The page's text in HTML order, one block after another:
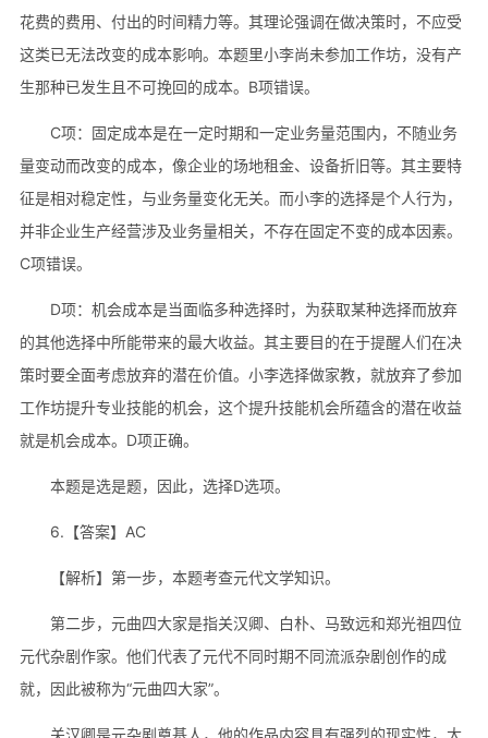
花费的费用、付出的时间精力等。其理论强调在做决策时，不应受
这类已无法改变的成本影响。本题里小李尚未参加工作坊，没有产
生那种已发生且不可挽回的成本。B项错误。
C项：固定成本是在一定时期和一定业务量范围内，不随业务
量变动而改变的成本，像企业的场地租金、设备折旧等。其主要特
征是相对稳定性，与业务量变化无关。而小李的选择是个人行为，
并非企业生产经营涉及业务量相关，不存在固定不变的成本因素。
C项错误。
D项：机会成本是当面临多种选择时，为获取某种选择而放弃
的其他选择中所能带来的最大收益。其主要目的在于提醒人们在决
策时要全面考虑放弃的潜在价值。小李选择做家教，就放弃了参加
工作坊提升专业技能的机会，这个提升技能机会所蕴含的潜在收益
就是机会成本。D项正确。
本题是选是题，因此，选择D选项。
6.【答案】AC
【解析】第一步，本题考查元代文学知识。
第二步，元曲四大家是指关汉卿、白朴、马致远和郑光祖四位
元代杂剧作家。‌他们代表了元代不同时期不同流派杂剧创作的成
就，因此被称为“元曲四大家”。‌
关汉卿是元杂剧奠基人，他的作品内容具有强烈的现实性，大